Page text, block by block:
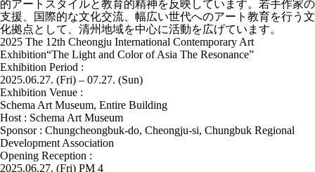
的アートスタイルと教育的精神を反映しています。若手作家の
支援、国際的な文化交流、幅広い世代へのアート教育を行う文
化拠点として、清州地域を中心に活動を広げています。
2025 The 12th Cheongju International Contemporary Art
Exhibition“The Light and Color of Asia The Resonance”
Exhibition Period :
2025.06.27. (Fri) – 07.27. (Sun)
Exhibition Venue :
Schema Art Museum, Entire Building
Host : Schema Art Museum
Sponsor : Chungcheongbuk-do, Cheongju-si, Chungbuk Regional
Development Association
Opening Reception :
2025.06.27. (Fri) PM 4